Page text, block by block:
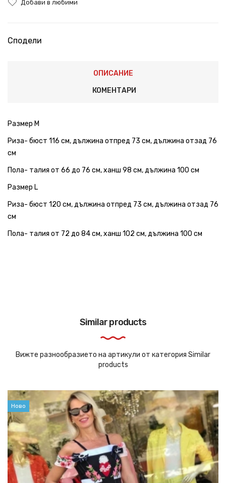
Добави в любими
Сподели
ОПИСАНИЕ
КОМЕНТАРИ
Размер M
Риза- бюст 116 см, дължина отпред 73 см, дължина отзад 76
см
Пола- талия от 66 до 76 см, ханш 98 см, дължина 100 см
Размер L
Риза- бюст 120 см, дължина отпред 73 см, дължина отзад 76
см
Пола- талия от 72 до 84 см, ханш 102 см, дължина 100 см
Similar products
Вижте разнообразието на артикули от категория Similar
products
Ново